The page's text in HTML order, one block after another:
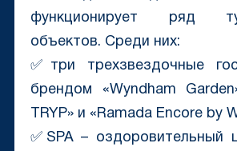
функционирует ряд
объектов. Среди них:
✅три трехзвездочные
брендом «Wyndham
TRYP» и «Ramada Enсore by
✅SPA – оздоровительный